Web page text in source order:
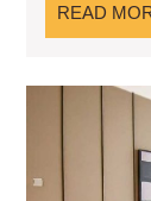
READ